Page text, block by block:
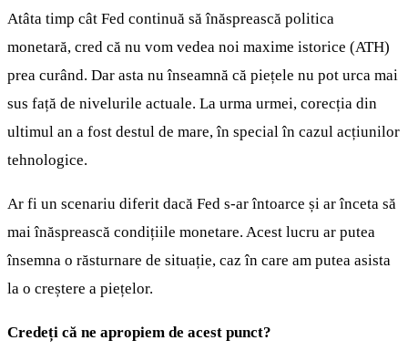
Atâta timp cât Fed continuă să înăsprească politica
monetară, cred că nu vom vedea noi maxime istorice (ATH)
prea curând. Dar asta nu înseamnă că piețele nu pot urca mai
sus față de nivelurile actuale. La urma urmei, corecția din
ultimul an a fost destul de mare, în special în cazul acțiunilor
tehnologice.
Ar fi un scenariu diferit dacă Fed s-ar întoarce și ar înceta să
mai înăsprească condițiile monetare. Acest lucru ar putea
însemna o răsturnare de situație, caz în care am putea asista
la o creștere a piețelor.
Credeți că ne apropiem de acest punct?